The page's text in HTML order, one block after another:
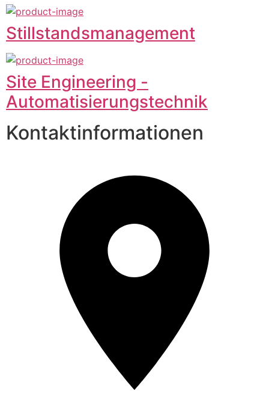
Stillstandsmanagement
Site Engineering -
Automatisierungstechnik
Kontaktinformationen